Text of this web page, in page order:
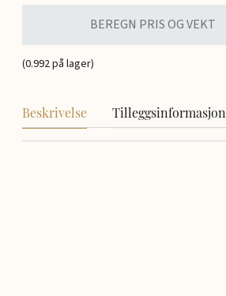
BEREGN PRIS OG VEKT
(0.992 på lager)
Beskrivelse Tilleggsinformasjon